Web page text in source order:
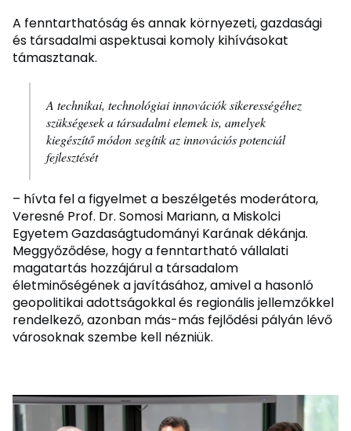
A fenntarthatóság és annak környezeti, gazdasági
és társadalmi aspektusai komoly kihívásokat
támasztanak.
A technikai, technológiai innovációk sikerességéhez
szükségesek a társadalmi elemek is, amelyek
kiegészítő módon segítik az innovációs potenciál
fejlesztését
– hívta fel a figyelmet a beszélgetés moderátora,
Veresné Prof. Dr. Somosi Mariann, a Miskolci
Egyetem Gazdaságtudományi Karának dékánja.
Meggyőződése, hogy a fenntartható vállalati
magatartás hozzájárul a társadalom
életminőségének a javításához, amivel a hasonló
geopolitikai adottságokkal és regionális jellemzőkkel
rendelkező, azonban más-más fejlődési pályán lévő
városoknak szembe kell nézniük.